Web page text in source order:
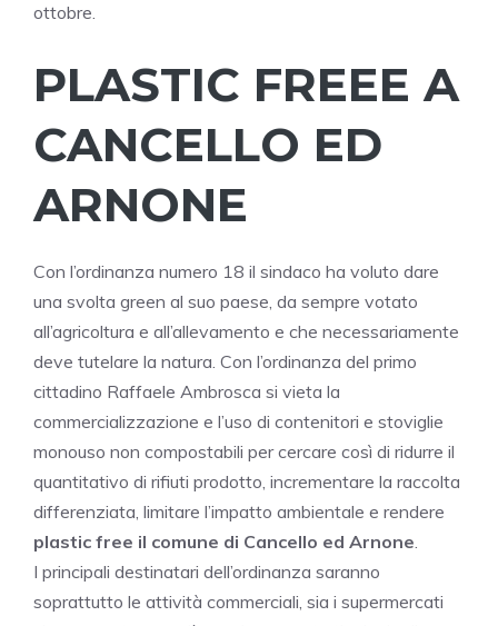
ottobre.
PLASTIC FREEE A
CANCELLO ED
ARNONE
Con l’ordinanza numero 18 il sindaco ha voluto dare
una svolta green al suo paese, da sempre votato
all’agricoltura e all’allevamento e che necessariamente
deve tutelare la natura. Con l’ordinanza del primo
cittadino Raffaele Ambrosca si vieta la
commercializzazione e l’uso di contenitori e stoviglie
monouso non compostabili per cercare così di ridurre il
quantitativo di rifiuti prodotto, incrementare la raccolta
differenziata, limitare l’impatto ambientale e rendere
plastic free il comune di Cancello ed Arnone.
I principali destinatari dell’ordinanza saranno
soprattutto le attività commerciali, sia i supermercati